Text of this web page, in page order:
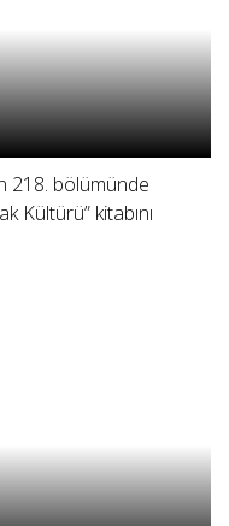
218. bölümünde
Kültürü” kitabını